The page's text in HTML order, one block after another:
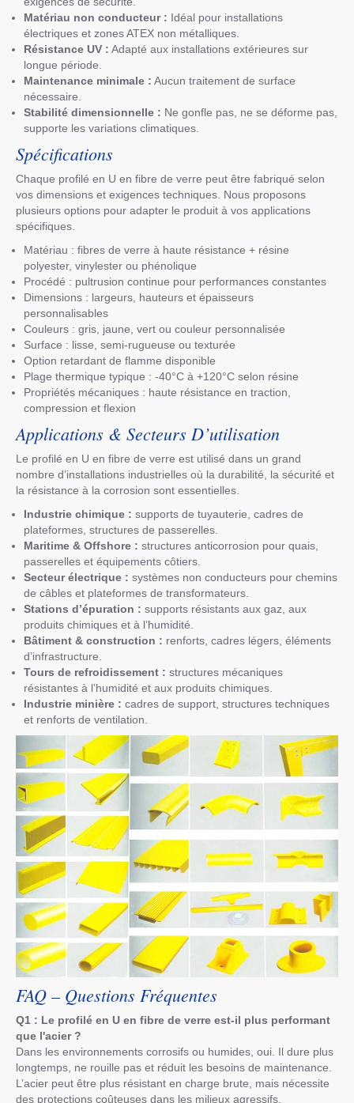
Matériau non conducteur : Idéal pour installations
électriques et zones ATEX non métalliques.
Résistance UV : Adapté aux installations extérieures sur
longue période.
Maintenance minimale : Aucun traitement de surface
nécessaire.
Stabilité dimensionnelle : Ne gonfle pas, ne se déforme pas,
supporte les variations climatiques.
Spécifications
Chaque profilé en U en fibre de verre peut être fabriqué selon
vos dimensions et exigences techniques. Nous proposons
plusieurs options pour adapter le produit à vos applications
spécifiques.
Matériau : fibres de verre à haute résistance + résine
polyester, vinylester ou phénolique
Procédé : pultrusion continue pour performances constantes
Dimensions : largeurs, hauteurs et épaisseurs
personnalisables
Couleurs : gris, jaune, vert ou couleur personnalisée
Surface : lisse, semi-rugueuse ou texturée
Option retardant de flamme disponible
Plage thermique typique : -40°C à +120°C selon résine
Propriétés mécaniques : haute résistance en traction,
compression et flexion
Applications & Secteurs D’utilisation
Le profilé en U en fibre de verre est utilisé dans un grand
nombre d’installations industrielles où la durabilité, la sécurité et
la résistance à la corrosion sont essentielles.
Industrie chimique : supports de tuyauterie, cadres de
plateformes, structures de passerelles.
Maritime & Offshore : structures anticorrosion pour quais,
passerelles et équipements côtiers.
Secteur électrique : systèmes non conducteurs pour chemins
de câbles et plateformes de transformateurs.
Stations d’épuration : supports résistants aux gaz, aux
produits chimiques et à l’humidité.
Bâtiment & construction : renforts, cadres légers, éléments
d’infrastructure.
Tours de refroidissement : structures mécaniques
résistantes à l’humidité et aux produits chimiques.
Industrie minière : cadres de support, structures techniques
et renforts de ventilation.
FAQ – Questions Fréquentes
Q1 : Le profilé en U en fibre de verre est-il plus performant
que l'acier ?
Dans les environnements corrosifs ou humides, oui. Il dure plus
longtemps, ne rouille pas et réduit les besoins de maintenance.
L’acier peut être plus résistant en charge brute, mais nécessite
des protections coûteuses dans les milieux agressifs.